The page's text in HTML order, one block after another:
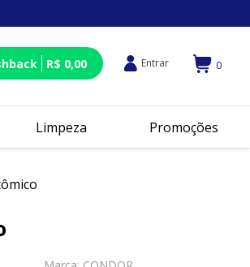
R$ 0,00 Entrar 0
Limpeza Promoções